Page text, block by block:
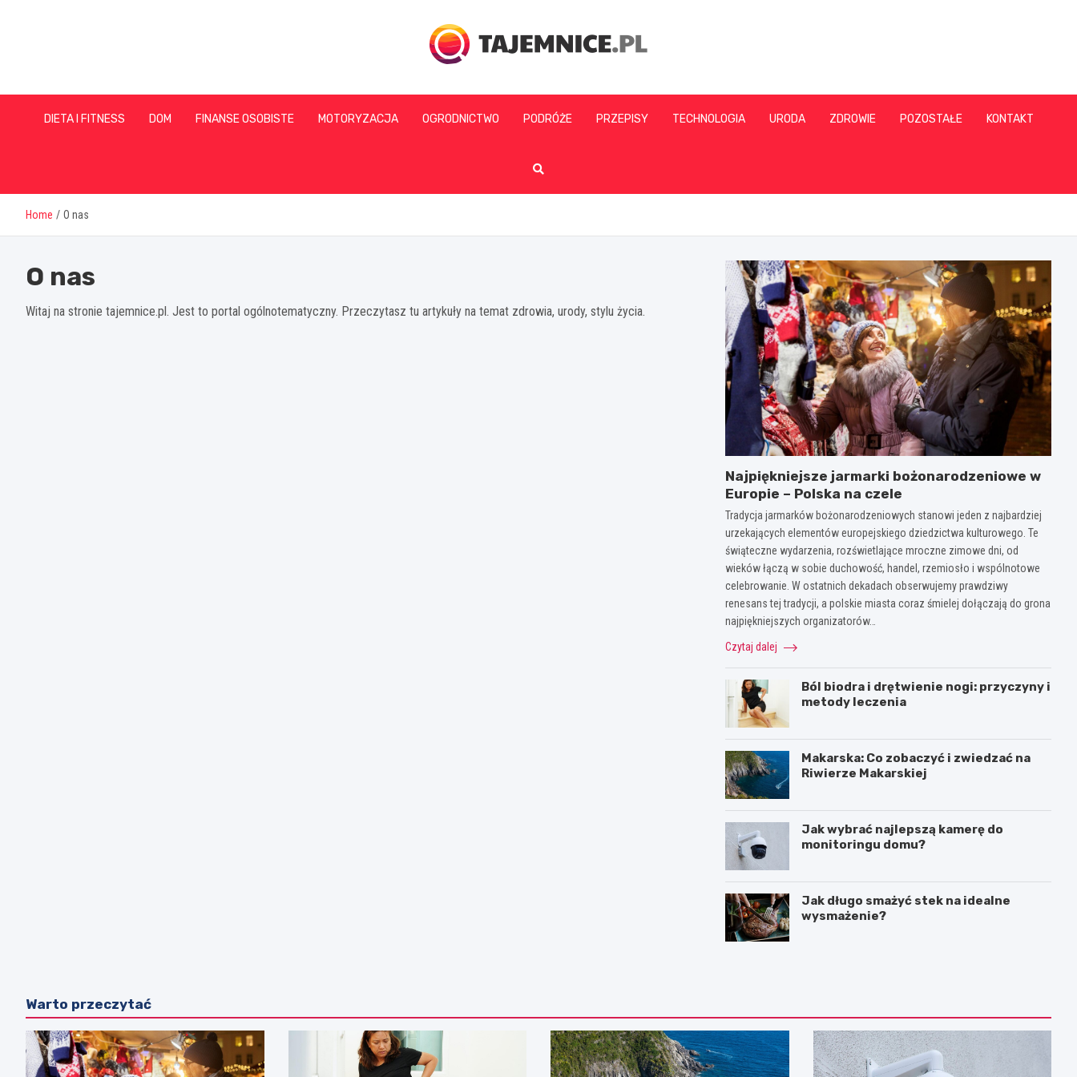
tajemnice.pl
DIETA I FITNESS DOM FINANSE OSOBISTE MOTORYZACJA OGRODNICTWO PODRÓŻE PRZEPISY TECHNOLOGIA URODA ZDROWIE POZOSTAŁE KONTAKT
Home O nas
O nas
Witaj na stronie tajemnice.pl. Jest to portal ogólnotematyczny. Przeczytasz tu artykuły na temat zdrowia, urody, stylu życia.
Najpiękniejsze jarmarki bożonarodzeniowe w
Europie – Polska na czele
Tradycja jarmarków bożonarodzeniowych stanowi jeden z najbardziej
urzekających elementów europejskiego dziedzictwa kulturowego. Te
świąteczne wydarzenia, rozświetlające mroczne zimowe dni, od
wieków łączą w sobie duchowość, handel, rzemiosło i wspólnotowe
celebrowanie. W ostatnich dekadach obserwujemy prawdziwy
renesans tej tradycji, a polskie miasta coraz śmielej dołączają do grona
najpiękniejszych organizatorów…
Czytaj dalej
Ból biodra i drętwienie nogi: przyczyny i
metody leczenia
Makarska: Co zobaczyć i zwiedzać na
Riwierze Makarskiej
Jak wybrać najlepszą kamerę do
monitoringu domu?
Jak długo smażyć stek na idealne
wysmażenie?
Warto przeczytać